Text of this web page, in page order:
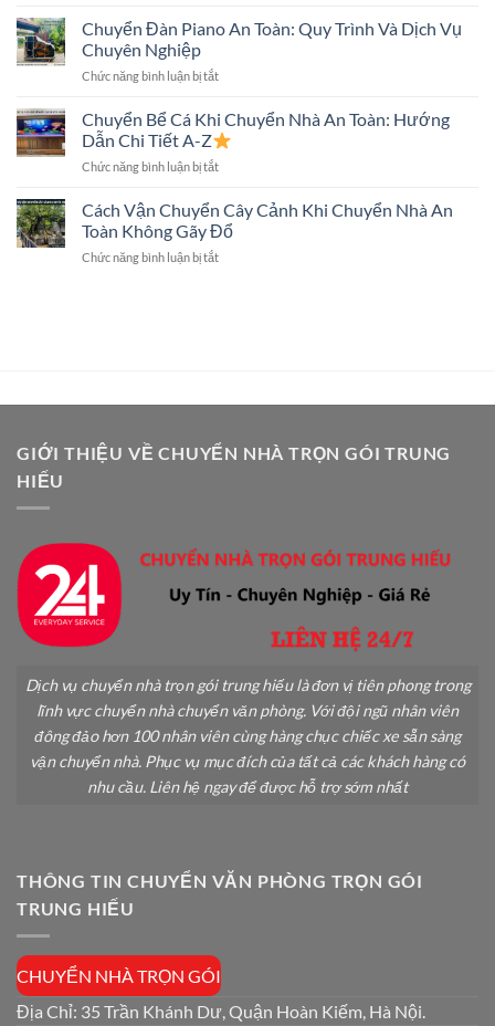
Toàn
Tivi
Lớn
Nhà
Trọn
Có
Két
Sắt
Không?
Giải
Chi
Tiết
Chuyển Đàn Piano An Toàn: Quy Trình Và Dịch Vụ
Chuyên Nghiệp
Chức năng bình luận bị tắtở
Đàn
Piano
An
Toàn:
Trình
Và
Vụ
Chuyển Bể Cá Khi Chuyển Nhà An Toàn: Hướng
Dẫn Chi Tiết A-Z
Chức năng bình luận bị tắtở
Bể
Cá
Khi
Chuyển
A-
Cách Vận Chuyển Cây Cảnh Khi Chuyển Nhà An
Toàn Không Gãy Đổ
Chức năng bình luận bị tắtở
Nhà
Toàn
Không
GIỚI THIỆU VỀ CHUYỂN NHÀ TRỌN GÓI TRUNG
HIẾU
Dịch vụ chuyển nhà trọn gói trung hiếu là đơn vị tiên phong trong
lĩnh vực chuyển nhà chuyển văn phòng. Với đội ngũ nhân viên
đông đảo hơn 100 nhân viên cùng hàng chục chiếc xe sẵn sàng
vận chuyển nhà. Phục vụ mục đích của tất cả các khách hàng có
nhu cầu. Liên hệ ngay để được hỗ trợ sớm nhất
THÔNG TIN CHUYỂN VĂN PHÒNG TRỌN GÓI
TRUNG HIẾU
CHUYỂN NHÀ TRỌN GÓI
Địa Chỉ: 35 Trần Khánh Dư, Quận Hoàn Kiếm, Hà Nội.